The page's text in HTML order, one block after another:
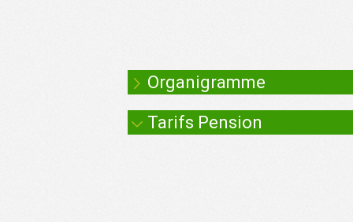
Organigramme
Tarifs Pension